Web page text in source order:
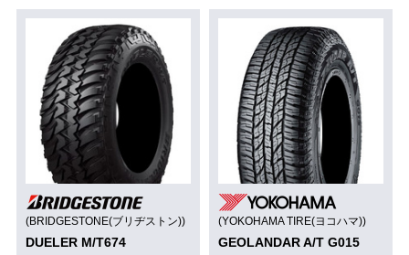
(BRIDGESTONE(ブリヂストン))
DUELER M/T674
(YOKOHAMA TIRE(ヨコハマ))
GEOLANDAR A/T G015